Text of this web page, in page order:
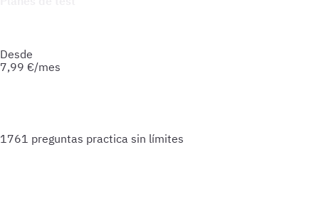
Desde
7,99 €/mes
1761 preguntas practica sin límites